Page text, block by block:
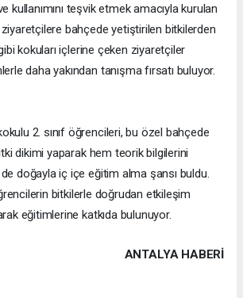
kullanımını teşvik etmek amacıyla kurulan
ziyaretçilere bahçede yetiştirilen bitkilerden
kokuları içlerine çeken ziyaretçiler
daha yakından tanışma fırsatı buluyor.
2. sınıf öğrencileri, bu özel bahçede
dikimi yaparak hem teorik bilgilerini
doğayla iç içe eğitim alma şansı buldu.
bitkilerle doğrudan etkileşim
eğitimlerine katkıda bulunuyor.
ANTALYA HABERİ